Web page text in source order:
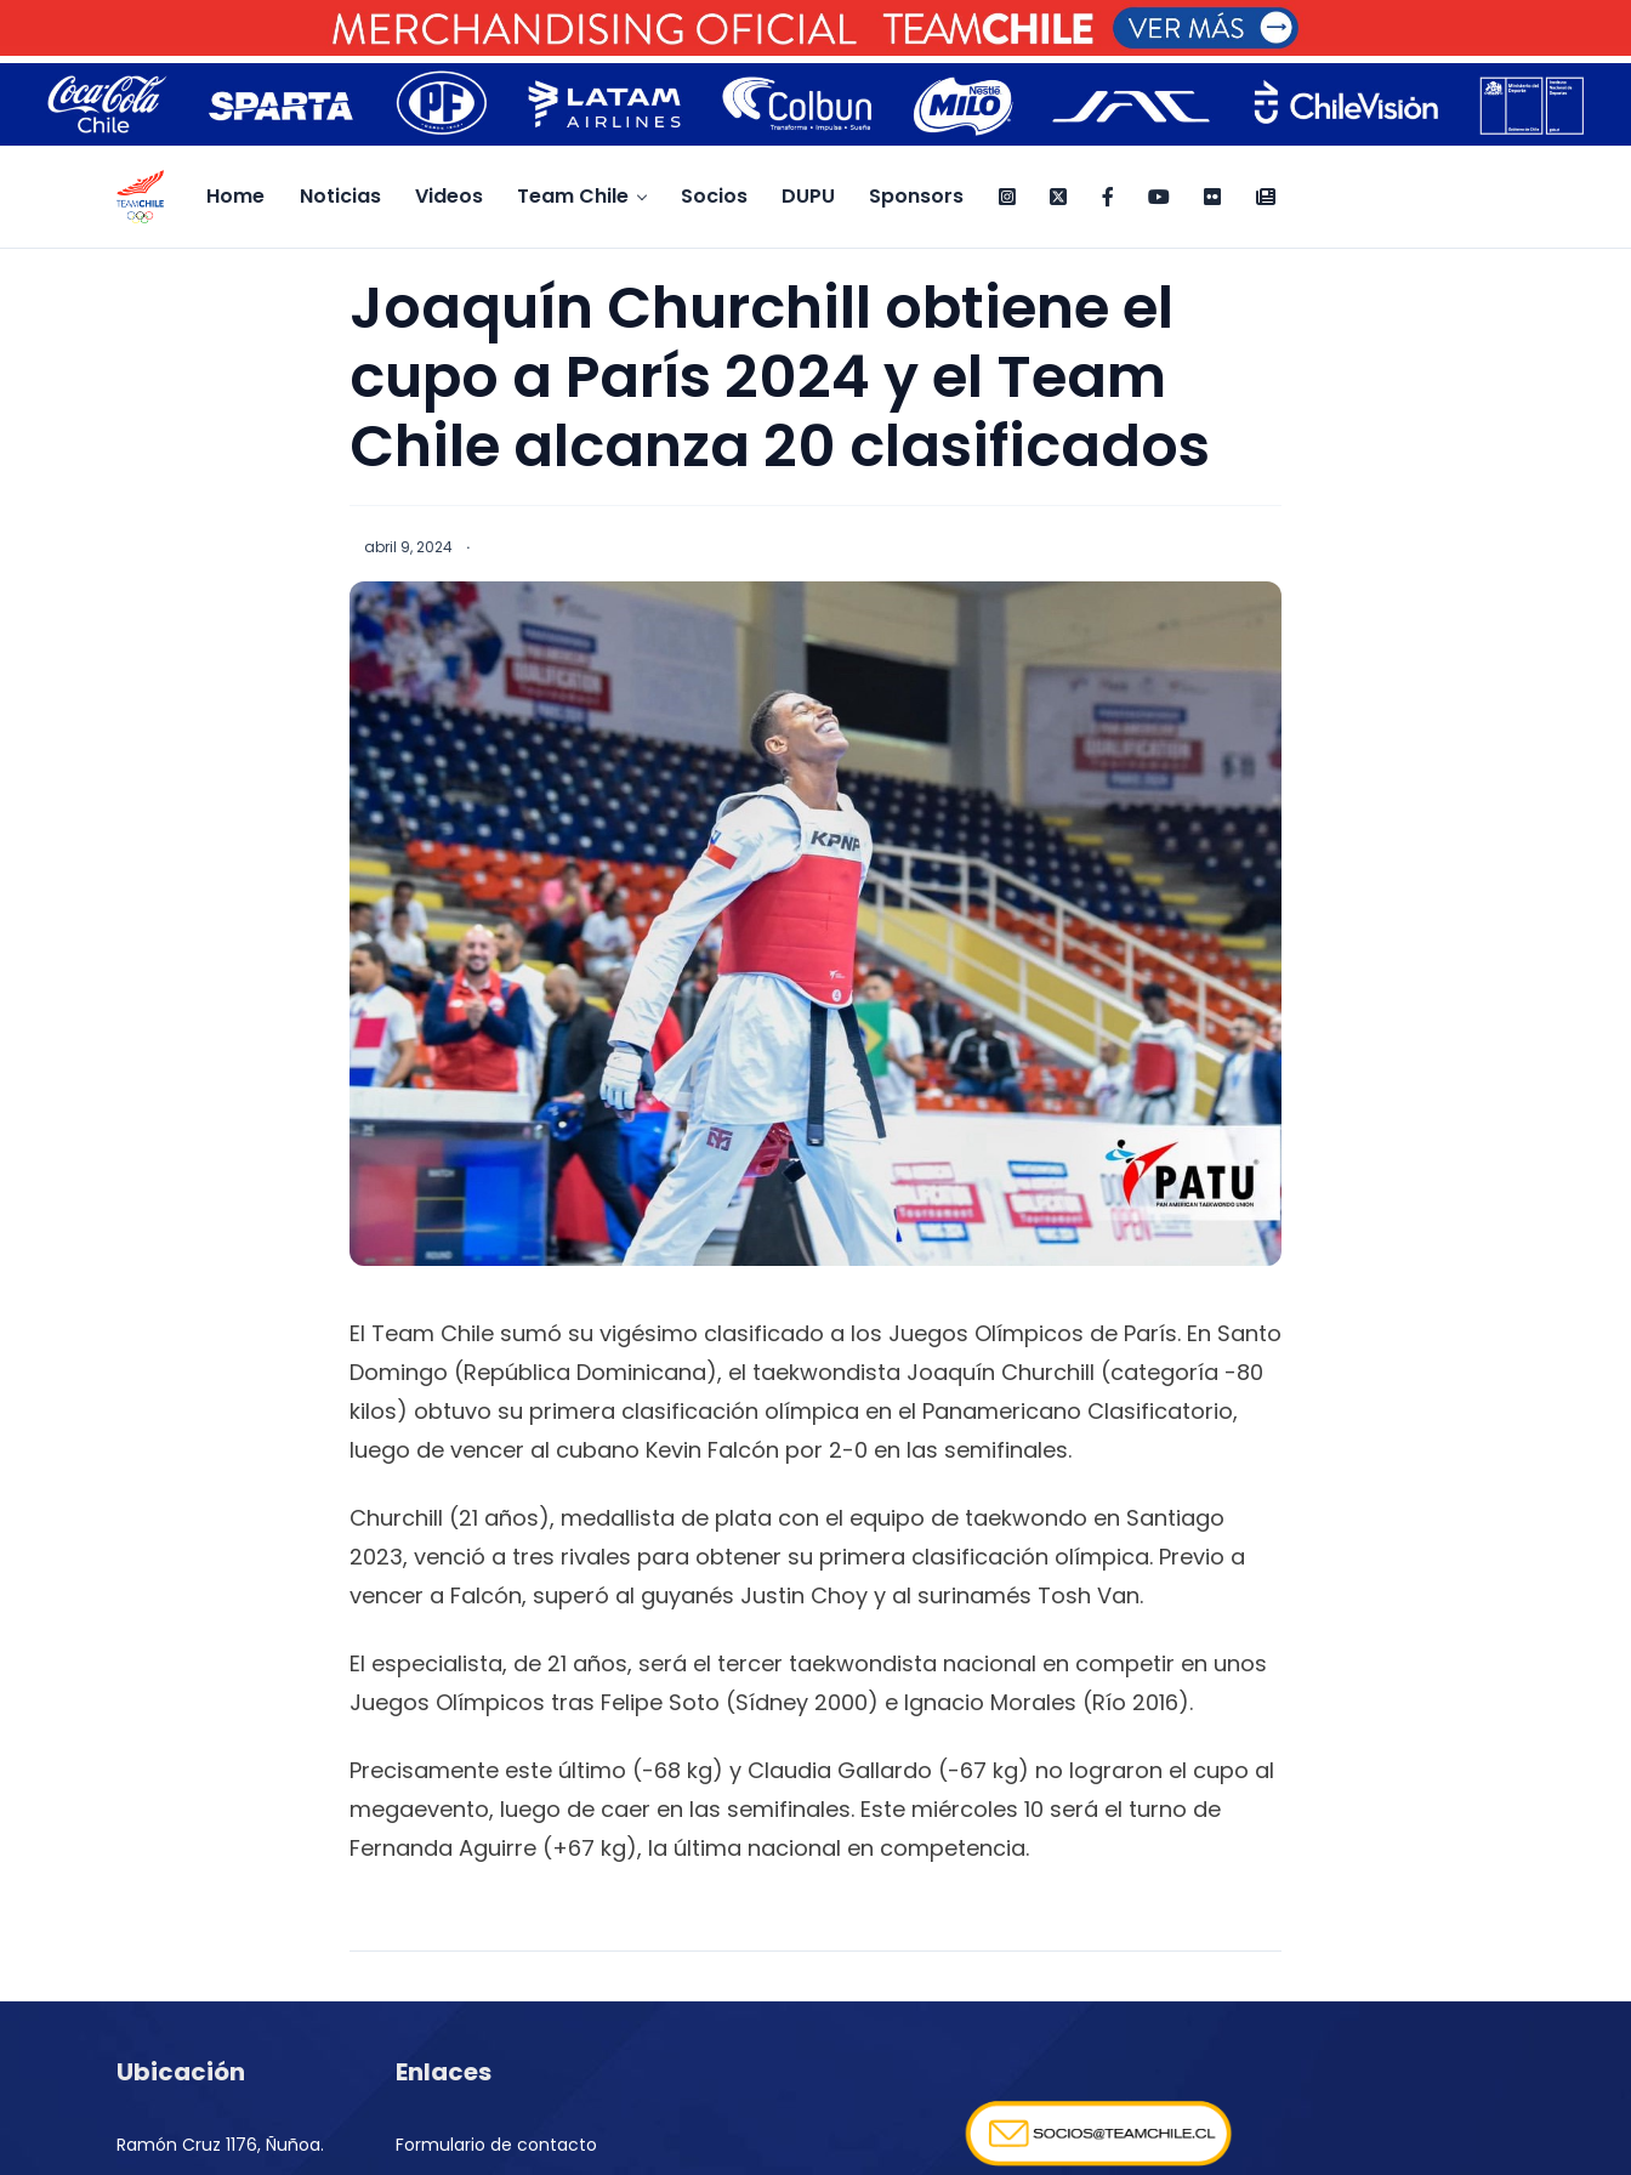
Home Noticias Videos Team Chile Socios DUPU Sponsors
Joaquín Churchill obtiene el
cupo a París 2024 y el Team
Chile alcanza 20 clasificados
abril 9, 2024 ·
El Team Chile sumó su vigésimo clasificado a los Juegos Olímpicos de París. En Santo
Domingo (República Dominicana), el taekwondista Joaquín Churchill (categoría -80
kilos) obtuvo su primera clasificación olímpica en el Panamericano Clasificatorio,
luego de vencer al cubano Kevin Falcón por 2-0 en las semifinales.
Churchill (21 años), medallista de plata con el equipo de taekwondo en Santiago
2023, venció a tres rivales para obtener su primera clasificación olímpica. Previo a
vencer a Falcón, superó al guyanés Justin Choy y al surinamés Tosh Van.
El especialista, de 21 años, será el tercer taekwondista nacional en competir en unos
Juegos Olímpicos tras Felipe Soto (Sídney 2000) e Ignacio Morales (Río 2016).
Precisamente este último (-68 kg) y Claudia Gallardo (-67 kg) no lograron el cupo al
megaevento, luego de caer en las semifinales. Este miércoles 10 será el turno de
Fernanda Aguirre (+67 kg), la última nacional en competencia.
Ubicación
Ramón Cruz 1176, Ñuñoa.
Enlaces
Formulario de contacto